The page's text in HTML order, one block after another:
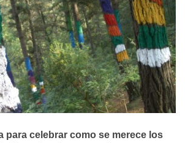
para celebrar como se merece los